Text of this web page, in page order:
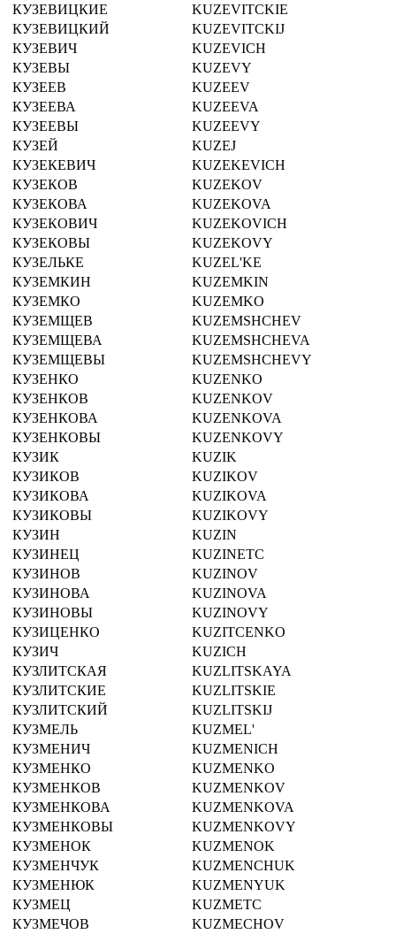
КУЗЕВИЦКИЕ
KUZEVITCKIE
КУЗЕВИЦКИЙ
KUZEVITCKIJ
КУЗЕВИЧ
KUZEVICH
КУЗЕВЫ
KUZEVY
КУЗЕЕВ
KUZEEV
КУЗЕЕВА
KUZEEVA
КУЗЕЕВЫ
KUZEEVY
КУЗЕЙ
KUZEJ
КУЗЕКЕВИЧ
KUZEKEVICH
КУЗЕКОВ
KUZEKOV
КУЗЕКОВА
KUZEKOVA
КУЗЕКОВИЧ
KUZEKOVICH
КУЗЕКОВЫ
KUZEKOVY
КУЗЕЛЬКЕ
KUZEL'KE
КУЗЕМКИН
KUZEMKIN
КУЗЕМКО
KUZEMKO
КУЗЕМЩЕВ
KUZEMSHCHEV
КУЗЕМЩЕВА
KUZEMSHCHEVA
КУЗЕМЩЕВЫ
KUZEMSHCHEVY
КУЗЕНКО
KUZENKO
КУЗЕНКОВ
KUZENKOV
КУЗЕНКОВА
KUZENKOVA
КУЗЕНКОВЫ
KUZENKOVY
КУЗИК
KUZIK
КУЗИКОВ
KUZIKOV
КУЗИКОВА
KUZIKOVA
КУЗИКОВЫ
KUZIKOVY
КУЗИН
KUZIN
КУЗИНЕЦ
KUZINETC
КУЗИНОВ
KUZINOV
КУЗИНОВА
KUZINOVA
КУЗИНОВЫ
KUZINOVY
КУЗИЦЕНКО
KUZITCENKO
КУЗИЧ
KUZICH
КУЗЛИТСКАЯ
KUZLITSKAYA
КУЗЛИТСКИЕ
KUZLITSKIE
КУЗЛИТСКИЙ
KUZLITSKIJ
КУЗМЕЛЬ
KUZMEL'
КУЗМЕНИЧ
KUZMENICH
КУЗМЕНКО
KUZMENKO
КУЗМЕНКОВ
KUZMENKOV
КУЗМЕНКОВА
KUZMENKOVA
КУЗМЕНКОВЫ
KUZMENKOVY
КУЗМЕНОК
KUZMENOK
КУЗМЕНЧУК
KUZMENCHUK
КУЗМЕНЮК
KUZMENYUK
КУЗМЕЦ
KUZMETC
КУЗМЕЧОВ
KUZMECHOV